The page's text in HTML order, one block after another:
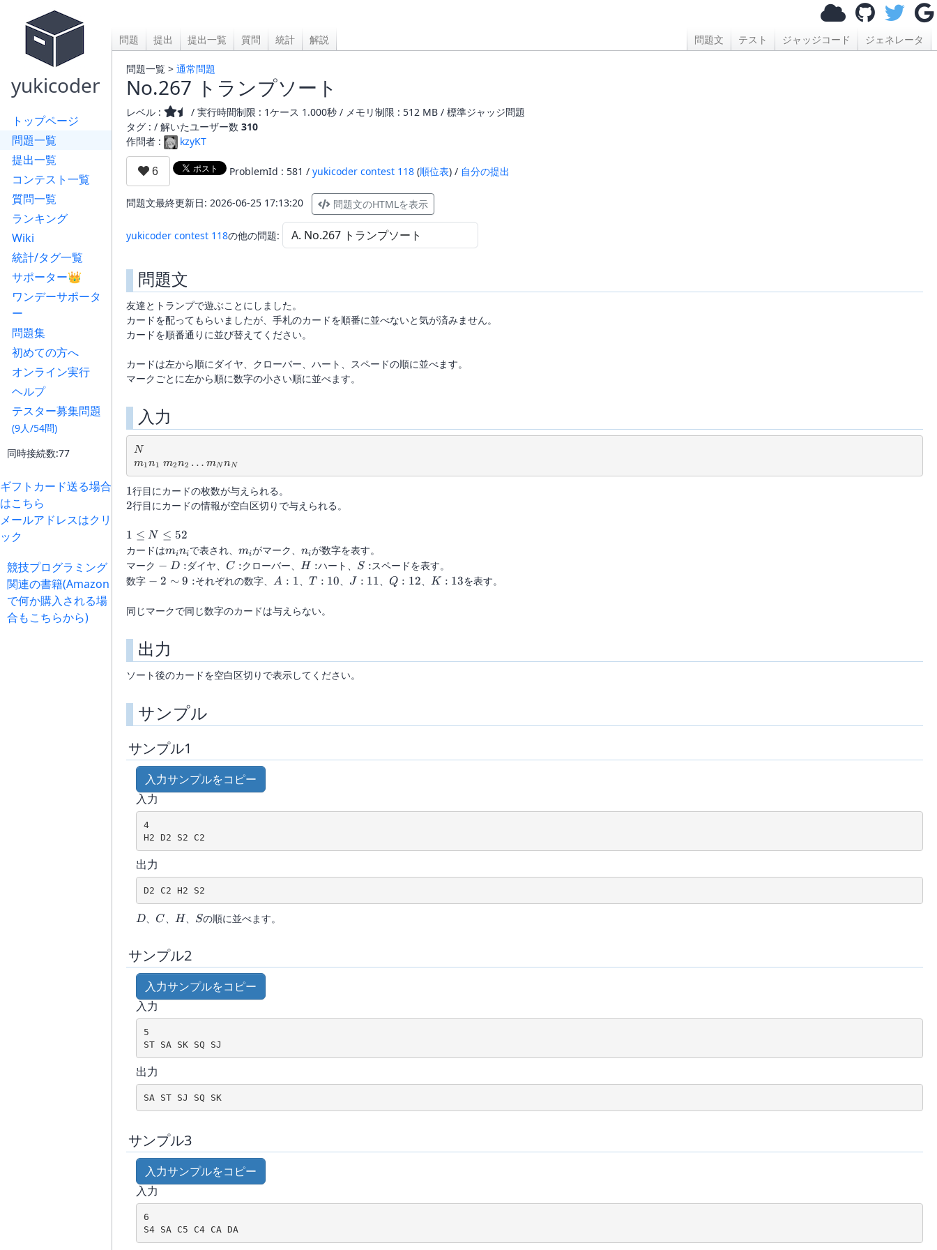
yukicoder
トップページ
問題一覧
提出一覧
コンテスト一覧
質問一覧
ランキング
Wiki
統計/タグ一覧
サポーター👑
ワンデーサポータ
ー
問題集
初めての方へ
オンライン実行
ヘルプ
テスター募集問題
(9人/54問)
同時接続数:77
ギフトカード送る場合
はこちら
メールアドレスはクリ
ック
競技プログラミング
関連の書籍(Amazon
で何か購入される場
合もこちらから)
問題 提出 提出一覧 質問 統計 解説 問題文 テスト ジャッジコード ジェネレータ
問題一覧 > 通常問題
No.267 トランプソート
レベル :
/ 実行時間制限 : 1ケース 1.000秒 / メモリ制限 : 512 MB / 標準ジャッジ問題
タグ : / 解いたユーザー数 310
作問者 :
kzyKT
ProblemId : 581 / yukicoder contest 118 (順位表) / 自分の提出
問題文最終更新日: 2026-06-25 17:13:20 問題文のHTMLを表示
yukicoder contest 118の他の問題:
問題文
友達とトランプで遊ぶことにしました。
カードを配ってもらいましたが、手札のカードを順番に並べないと気が済みません。
カードを順番通りに並び替えてください。
カードは左から順にダイヤ、クローバー、ハート、スペードの順に並べます。
マークごとに左から順に数字の小さい順に並べます。
入力
N
N
m_1n_1 \ m_2n_2 \dots m_Nn_N
m1n1 m2n2 … mN nN
1
1行目にカードの枚数が与えられる。
2
2行目にカードの情報が空白区切りで与えられる。
1
\le
N
\le
52
1 ≤ N ≤ 52
カードはm_in_i
miniで表され、 m_i
miがマーク、 n_i
niが数字を表す。
マーク \
-
D:
− D :ダイヤ、C:
C :クローバー、H:
H :ハート、 S:
S :スペードを表す。
数字 \ - \
− 2 ∼ 9 :それぞれの数字、A:1
A : 1、 T:10
T : 10、 J:11
J : 11、Q:12
Q : 12、 K:13
K : 13を表す。
同じマークで同じ数字のカードは与えらない。
出力
ソート後のカードを空白区切りで表示してください。
サンプル
サンプル1
入力サンプルをコピー
入力
4
出力
D
D、C
C、 H
H、 S
Sの順に並べます。
サンプル2
入力サンプルをコピー
入力
5
出力
SA ST SJ SQ SK
サンプル3
入力サンプルをコピー
入力
6